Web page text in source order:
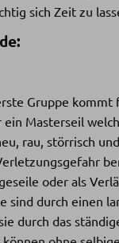
sich Zeit zu
Gruppe kommt
Masterseil
rau, störrisch
oder als
sind durch einen
durch das